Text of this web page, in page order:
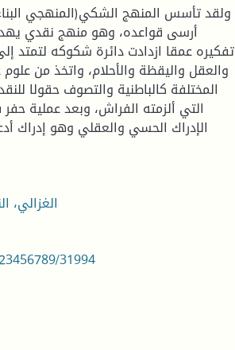
ولقد تأسس المنهج الشكي(المنهجي
أرسى قواعده، وهو منهج نقدي
تفكيره عمقا ازدادت دائرة شكوكه
والعقل واليقظة والأحلام، واتخذ من
المختلفة كالباطنية والتصوف حقولا
التي ألزمته الفراش، وبعد عملية
الإدراك الحسي والعقلي وهو إدراك
الغزالي،
31994